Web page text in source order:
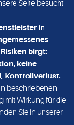
Seite besucht
in
birgt:
keine
Kontrollverlust.
beschriebenen
mit Wirkung für die
Sie in unserer